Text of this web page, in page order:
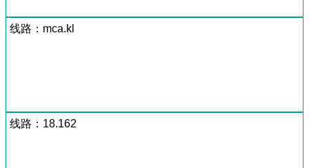
线路：mca.kl
线路：18.162